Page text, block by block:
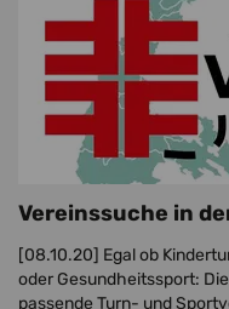
Vereinssuche in
[08.10.20] Egal ob
oder Gesundheitssport:
passende Turn- und